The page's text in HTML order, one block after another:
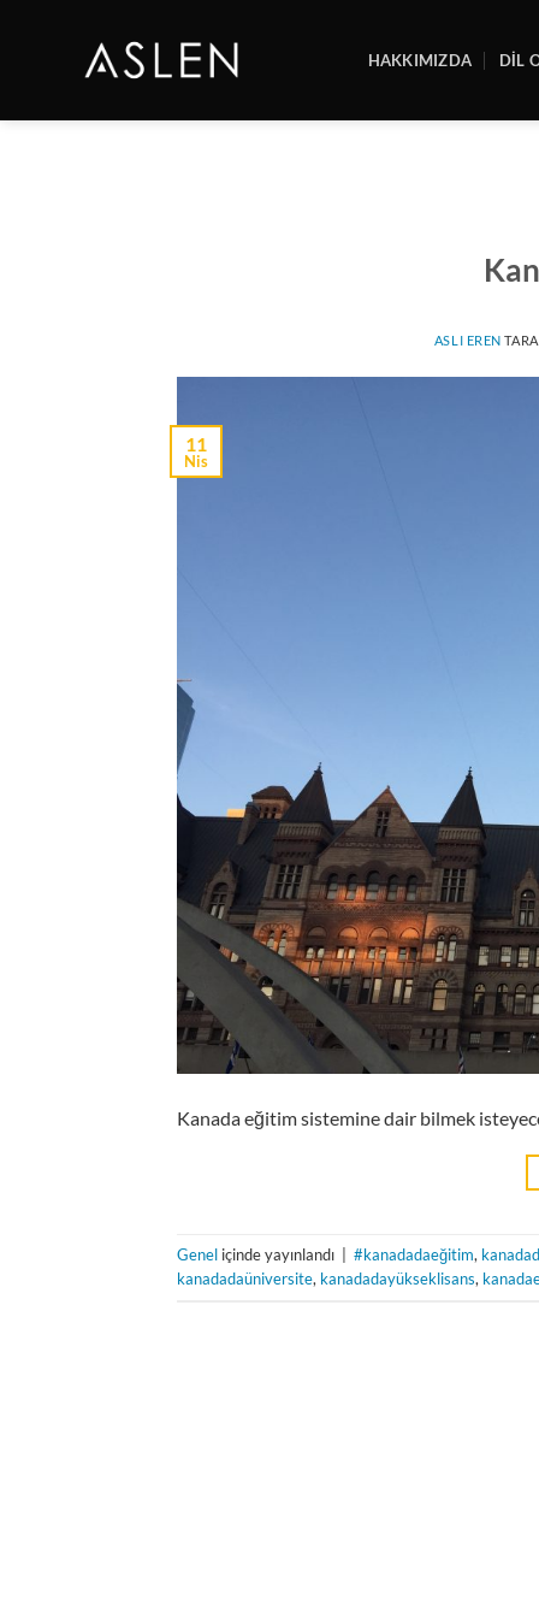
HAKKIMIZDA DİL
ASLI EREN
11
Nis
Kanada eğitim sistemine dair bilmek
Genel içinde yayınlandı #kanadadaeğitim,
kanadadaüniversite, kanadadayükseklisans,